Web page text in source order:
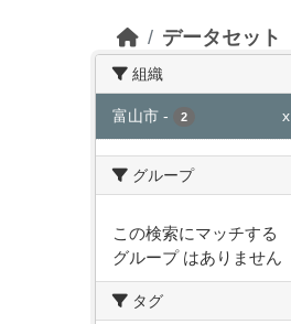
データセット
組織
富山市 - 2 x
グループ
この検索にマッチする
グループ はありません
タグ